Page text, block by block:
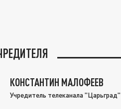
КОНСТАНТИН МАЛОФЕЕВ
Учредитель телеканала "Царьград"